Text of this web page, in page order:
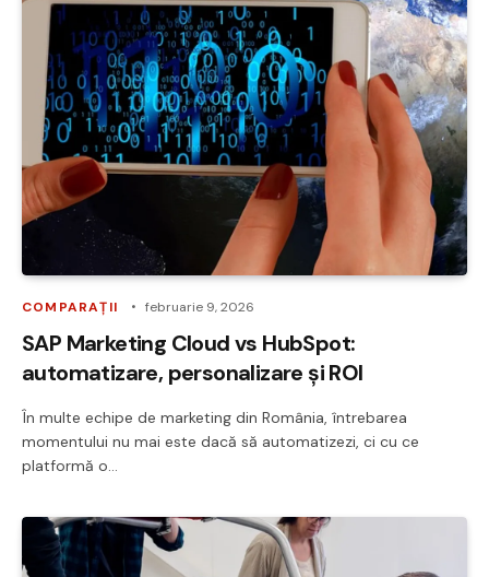
COMPARAȚII februarie 9, 2026
SAP Marketing Cloud vs HubSpot:
automatizare, personalizare și ROI
În multe echipe de marketing din România, întrebarea
momentului nu mai este dacă să automatizezi, ci cu ce
platformă o…